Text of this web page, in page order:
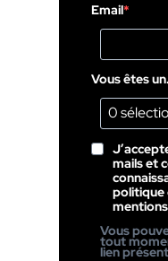
Email
Vous êtes
0
mails et
politique
Vous
tout
lien